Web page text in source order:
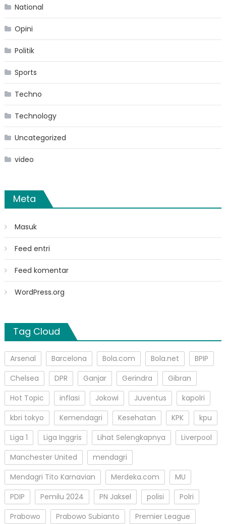
National
Opini
Politik
Sports
Techno
Technology
Uncategorized
video
Meta
Masuk
Feed entri
Feed komentar
WordPress.org
Tag Cloud
Arsenal Barcelona Bola.com Bola.net
BPIP
Chelsea
DPR Ganjar Gerindra
Gibran
Hot Topic
inflasi Jokowi Juventus
kapolri
kbri tokyo
Kemendagri Kesehatan KPK
kpu
Liga 1
Liga Inggris Lihat Selengkapnya
Liverpool
Manchester United
mendagri
Mendagri Tito Karnavian
Merdeka.com
MU
PDIP
Pemilu 2024 PN Jaksel polisi
Polri
Prabowo
Prabowo Subianto
Premier League